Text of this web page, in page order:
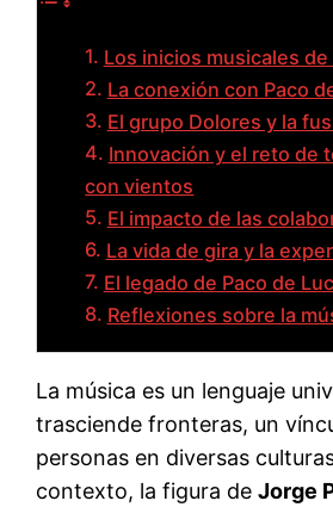
Los inicios musicales de
La conexión con Paco
El grupo Dolores y la
Innovación y el reto de
con vientos
El impacto de las
La vida de gira y la
El legado de Paco de
Reflexiones sobre la
La música es un lenguaje
trasciende fronteras, un
personas en diversas
contexto, la figura deJorge